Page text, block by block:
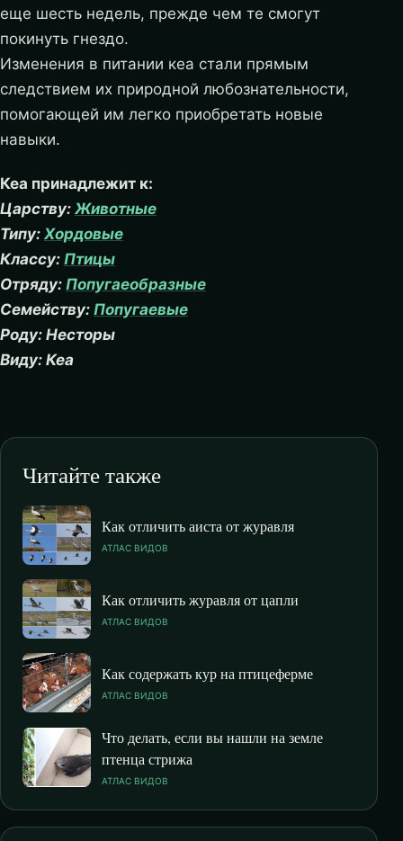
еще шесть недель, прежде чем те смогут
покинуть гнездо.
Изменения в питании кеа стали прямым
следствием их природной любознательности,
помогающей им легко приобретать новые
навыки.
Кеа принадлежит к:
Царству: Животные
Типу: Хордовые
Классу: Птицы
Отряду: Попугаеобразные
Семейству: Попугаевые
Роду: Несторы
Виду: Кеа
Читайте также
Как отличить аиста от журавля
АТЛАС ВИДОВ
Как отличить журавля от цапли
АТЛАС ВИДОВ
Как содержать кур на птицеферме
АТЛАС ВИДОВ
Что делать, если вы нашли на земле
птенца стрижа
АТЛАС ВИДОВ